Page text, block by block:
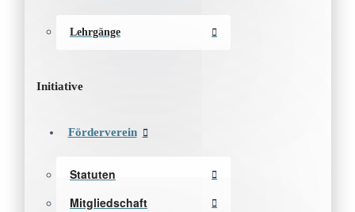
Lehrgänge
Initiative
Förderverein
Statuten
Mitgliedschaft